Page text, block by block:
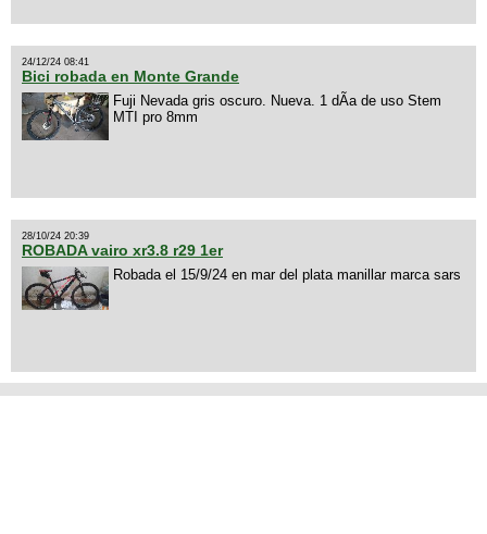
24/12/24 08:41
Bici robada en Monte Grande
Fuji Nevada gris oscuro. Nueva. 1 dÃ­a de uso Stem
MTI pro 8mm
28/10/24 20:39
ROBADA vairo xr3.8 r29 1er
Robada el 15/9/24 en mar del plata manillar marca sars